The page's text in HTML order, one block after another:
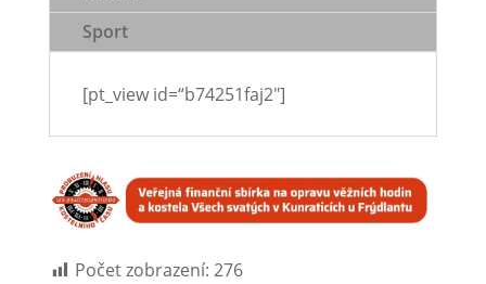
Sport
[pt_view id=“b74251faj2″]
Počet zobrazení: 276